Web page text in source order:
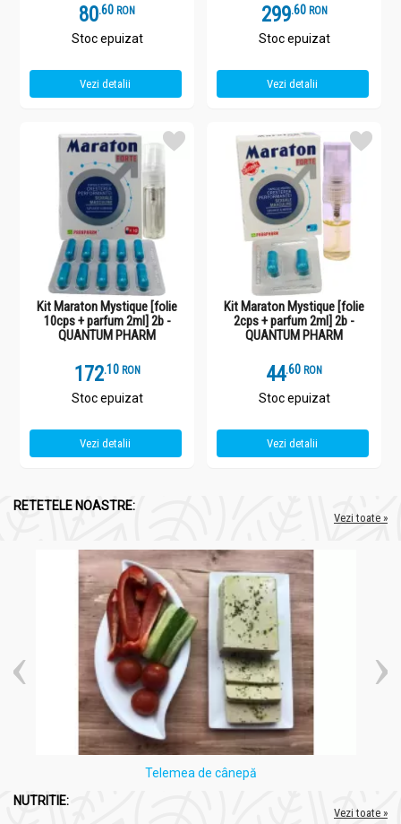
80.6 RON
Stoc epuizat
Vezi detalii
299.6 RON
Stoc epuizat
Vezi detalii
Kit Maraton Mystique [folie
10cps + parfum 2ml] 2b -
QUANTUM PHARM
172.1 RON
Stoc epuizat
Vezi detalii
Kit Maraton Mystique [folie
2cps + parfum 2ml] 2b -
QUANTUM PHARM
44.6 RON
Stoc epuizat
Vezi detalii
RETETELE NOASTRE:
Vezi toate »
Telemea de cânepă
NUTRITIE:
Vezi toate »